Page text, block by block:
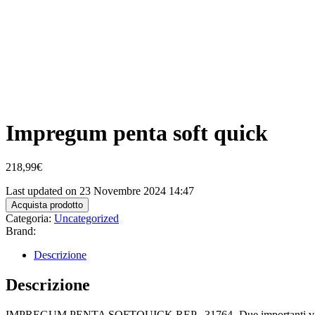
Impregum penta soft quick
218,99€
Last updated on 23 Novembre 2024 14:47
Acquista prodotto
Categoria: Uncategorized
Brand:
Descrizione
Descrizione